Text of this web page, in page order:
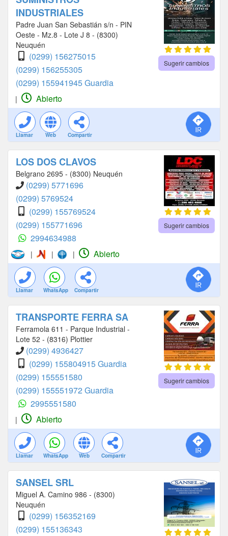
INDUSTRIALES
Padre Juan San Sebastián s/n - PIN
Oeste - Mz.8 - Lote J 8 - (8300)
Neuquén
(0299) 156275015
(0299) 156255305
(0299) 155941945 Guardia
Sugerir cambios
| Abierto
Llamar Web Compartir
LOS DOS CLAVOS
Belgrano 2695 - (8300) Neuquén
(0299) 5771696
(0299) 5769524
(0299) 155769524
(0299) 155771696
2994634988
Sugerir cambios
| | | Abierto
Llamar WhatsApp Compartir
TRANSPORTE FERRA SA
Ferramola 611 - Parque Industrial -
Lote 52 - (8316) Plottier
(0299) 4936427
(0299) 155804915 Guardia
(0299) 155551580
(0299) 155551972 Guardia
2995551580
Sugerir cambios
| Abierto
Llamar WhatsApp Web Compartir
SANSEL SRL
Miguel A. Camino 986 - (8300)
Neuquén
(0299) 156352169
(0299) 155136343